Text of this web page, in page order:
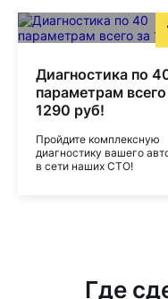
Диагностика по
параметрам всего
1290 руб!
Пройдите комплексную
диагностику вашего
в сети наших СТО!
Где